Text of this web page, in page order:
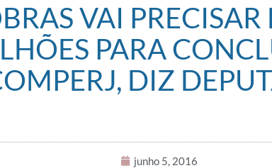
VAI PRECISAR
PARA
DIZ
junho 5, 2016